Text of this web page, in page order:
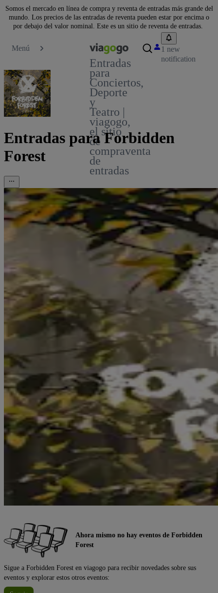
Somos el mercado en línea de compra y reventa de entradas más grande del
mundo. Los precios de las entradas de reventa pueden estar por encima o
por debajo del valor nominal. Este es un sitio de reventa de entradas.
Menú
Entradas
para
Conciertos,
Deporte
y
Teatro |
viagogo,
el sitio
de
compraventa
de
entradas
1 new
notification
Entradas para Forbidden
Forest
Ahora mismo no hay eventos de Forbidden
Forest
Sigue a Forbidden Forest en viagogo para recibir novedades sobre sus
eventos y explorar estos otros eventos: